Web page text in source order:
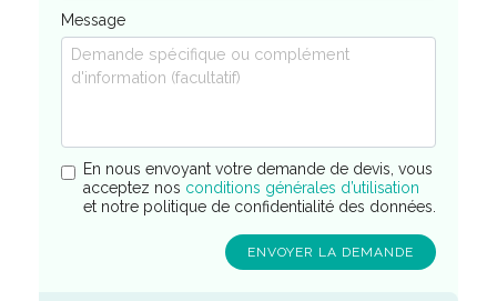
Message
En nous envoyant votre demande de devis, vous
acceptez nos conditions générales d’utilisation
et notre politique de confidentialité des données.